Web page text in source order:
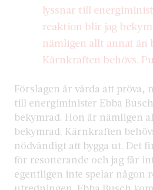
lyssnar till
reaktion blir jag
nämligen allt annat än
Kärnkraften behövs.
Förslagen är värda att pröva,
till energiminister Ebba
bekymrad. Hon är nämligen
bekymrad. Kärnkraften
nödvändigt att bygga ut. Det
för resonerande och jag får
egentligen inte spelar någon